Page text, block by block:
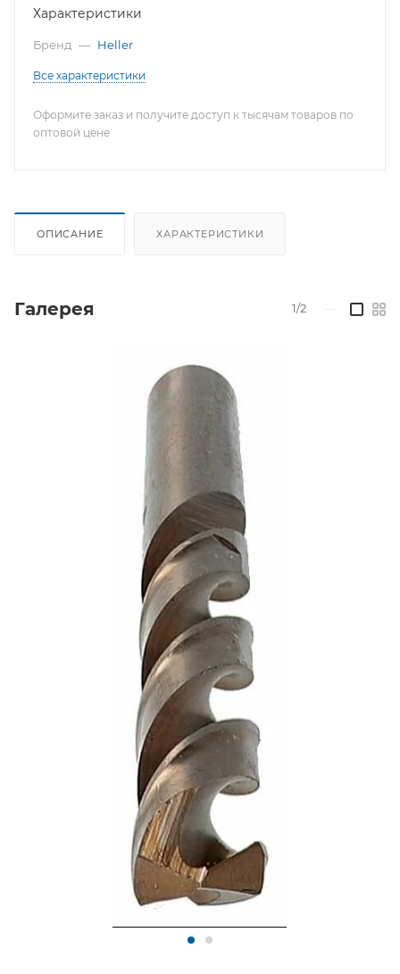
Характеристики
Бренд — Heller
Все характеристики
Оформите заказ и получите доступ к тысячам товаров по
оптовой цене
ОПИСАНИЕ ХАРАКТЕРИСТИКИ
Галерея 1/2